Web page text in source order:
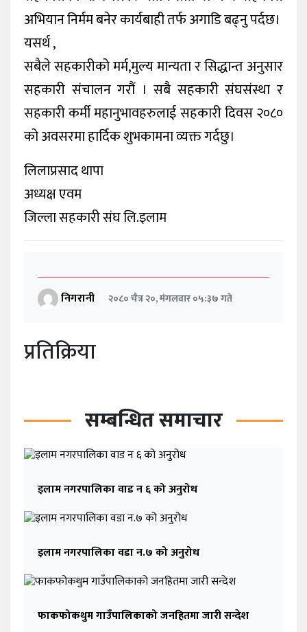
अभियान निर्मम बनेर कार्यबाही तर्फ अगाडि बढ्नु पर्दछ।
यसर्थ ,
सबैले सहकारीको मर्म,मुल्य मान्यता र सिद्धान्त अनुसार
सहकारी संचालन गरौं । सबै सहकारी संघसंस्था र
सहकारी कर्मी महानुभावहरुलाई सहकारी दिवस २०८०
को अवसरमा हार्दिक शुभकामना व्यक्त गर्दछु।
लिलाप्रसाद थापा
अध्यक्ष एवम
जिल्ला सहकारी संघ लि.इलाम
निगरानी २०८० चैत्र २०, मंगलवार ०५:३७ गते
प्रतिक्रिया
सम्बन्धित समाचार
इलाम नगरपालिका वाड न ६ को अनुरोध
इलाम नगरपालिका वडा न.७ को अनुरोध
फाकफोकथुम गाउँपालिकाको जनहितमा जारी सन्देश